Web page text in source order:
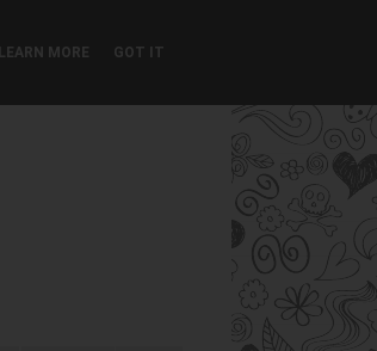
LEARN MORE GOT IT